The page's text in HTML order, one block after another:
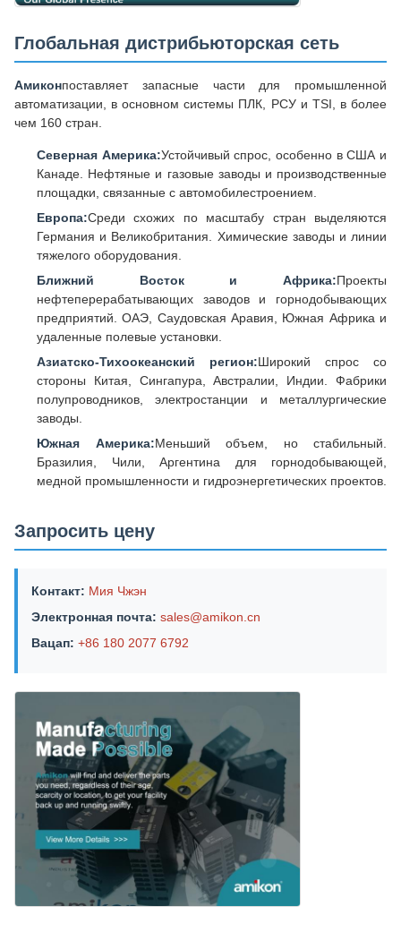
Глобальная дистрибьюторская сеть
Амиконпоставляет запасные части для промышленной
автоматизации, в основном системы ПЛК, РСУ и TSI, в более
чем 160 стран.
Северная Америка:Устойчивый спрос, особенно в США и
Канаде. Нефтяные и газовые заводы и производственные
площадки, связанные с автомобилестроением.
Европа:Среди схожих по масштабу стран выделяются
Германия и Великобритания. Химические заводы и линии
тяжелого оборудования.
Ближний Восток и Африка:Проекты
нефтеперерабатывающих заводов и горнодобывающих
предприятий. ОАЭ, Саудовская Аравия, Южная Африка и
удаленные полевые установки.
Азиатско-Тихоокеанский регион:Широкий спрос со
стороны Китая, Сингапура, Австралии, Индии. Фабрики
полупроводников, электростанции и металлургические
заводы.
Южная Америка:Меньший объем, но стабильный.
Бразилия, Чили, Аргентина для горнодобывающей,
медной промышленности и гидроэнергетических проектов.
Запросить цену
Контакт: Мия Чжэн
Электронная почта: sales@amikon.cn
Вацап: +86 180 2077 6792